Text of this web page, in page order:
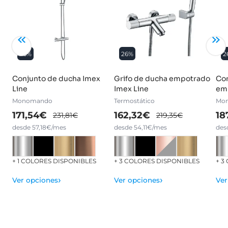
26%
Conjunto de ducha Imex
Line
Monomando
171,54€ 231,81€
desde 57,18€/mes
+ 1 COLORES DISPONIBLES
Ver opciones›
26%
Grifo de ducha empotrado
Imex Line
Termostático
162,32€ 219,35€
desde 54,11€/mes
+ 3 COLORES DISPONIBLES
Ver opciones›
+ 3